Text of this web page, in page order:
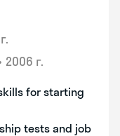
2006 г.
for starting
tests and job